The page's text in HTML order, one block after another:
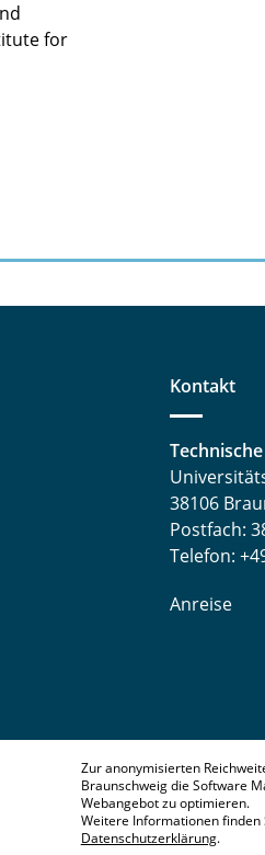
for
Kontakt
38106
Postfach:
Telefon:
Anreise
Zur anonymisierten
Braunschweig die Software
Webangebot zu optimieren.
Weitere Informationen finden
Datenschutzerklärung.